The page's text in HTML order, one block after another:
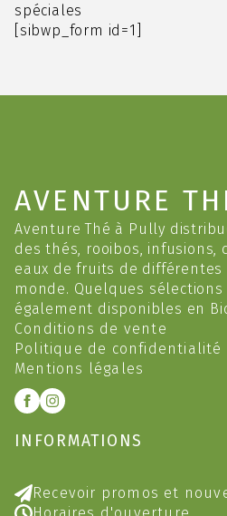
sur
spéciales
[sibwp_form id=1]
AVENTURE
Aventure Thé à Pully
des thés, rooibos, infusions,
eaux de fruits de différentes
monde. Quelques
également disponibles en
Conditions de vente
Politique de confidentialité
Mentions légales
INFORMATIONS
Recevoir promos et